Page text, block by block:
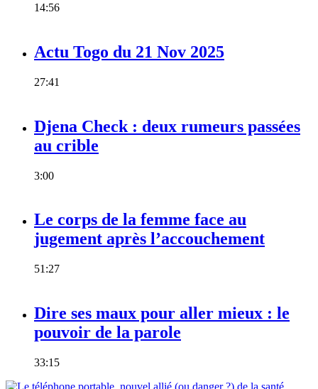
14:56
Actu Togo du 21 Nov 2025
27:41
Djena Check : deux rumeurs passées
au crible
3:00
Le corps de la femme face au
jugement après l’accouchement
51:27
Dire ses maux pour aller mieux : le
pouvoir de la parole
33:15